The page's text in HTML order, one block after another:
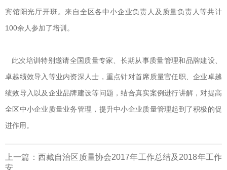
宾馆阳光厅开班。来自全区各中小企业负责人及质量负责人等共计
100余人参加了培训。
此次培训特别邀请全国质量专家、长期从事质量管理和品牌建设、
卓越绩效导入等业内资深人士，重点针对首席质量官任职、企业卓越
绩效导入以及企业品牌建设等问题，结合真实案例进行讲解，对提高
全区中小企业质量业务管理，提升中小企业质量管理起到了积极的促
进作用。
上一篇： 西藏自治区质量协会2017年工作总结及2018年工作
安